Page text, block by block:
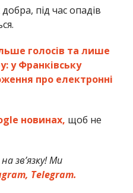
під час опадів
голосів та лише
у Франківську
про електронні
новинах, щоб не
зв’язку! Ми
Telegram.